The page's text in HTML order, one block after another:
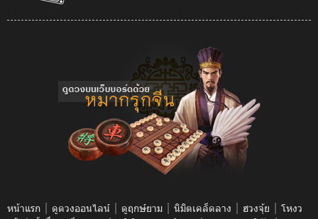
หน้าแรก | ดูดวงออนไลน์ | ดูฤกษ์ยาม | นิมิตเคล็ดลาง | ฮวงจุ้ย | โหงว